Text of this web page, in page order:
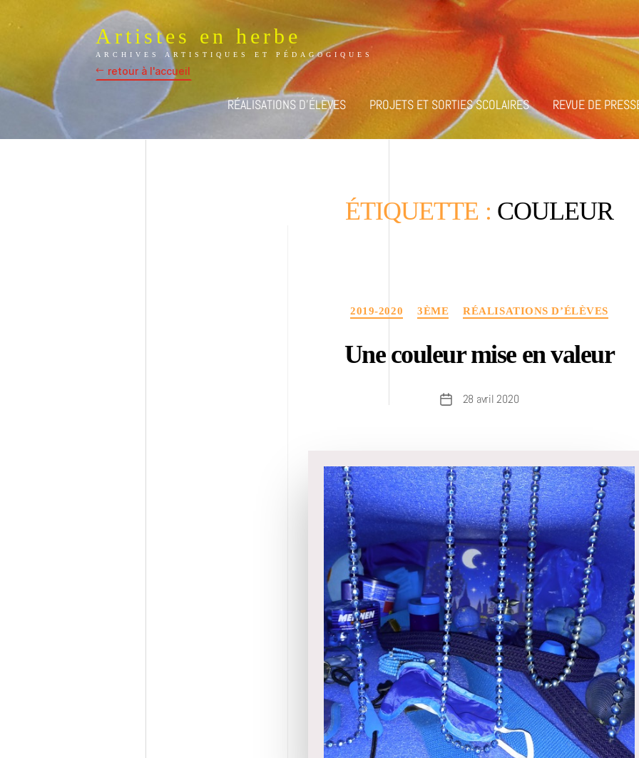
Artistes en herbe
ARCHIVES ARTISTIQUES ET PÉDAGOGIQUES
retour à l'accueil
RÉALISATIONS D’ÉLÈVES PROJETS ET SORTIES SCOLAIRES REVUE DE
ÉTIQUETTE : COULEUR
Catégories
2019-2020 3ÈME RÉALISATIONS D’ÉLÈVES
Une couleur mise en valeur
Date28 avril 2020